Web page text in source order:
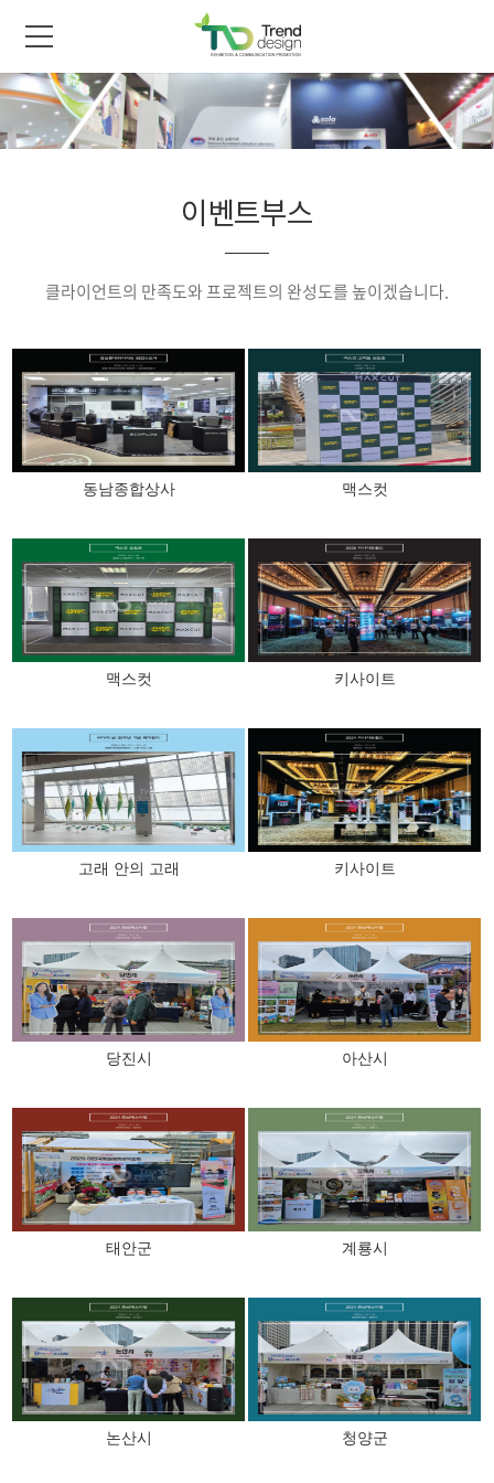
이벤트부스
클라이언트의 만족도와 프로젝트의 완성도를 높이겠습니다.
동남종합상사 맥스컷
맥스컷 키사이트
고래 안의 고래 키사이트
당진시 아산시
태안군 계룡시
논산시 청양군